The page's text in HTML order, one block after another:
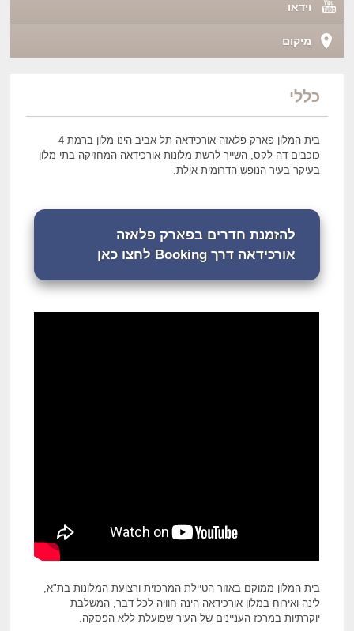
וידאו
מיקום
כללי
בית המלון פארק פלאזה אורכידאה תל אביב הינו מלון ברמת 4
כוכבים דה לקס, השייך לרשת מלונות אורכידאה המחזיקה בתי מלון
בעיקר בעיר הנופש הדרומית אילת.
להזמנת חדרים בפארק פלאזה
אורכידאה דרך Booking לחצו כאן
בית המלון ממוקם באזור הטיילת המרכזית ורצועת המלונות בת"א,
לינה ואירוח במלון אורכידאה הינה חוויה לכל דבר, המשלבת
יוקרתיות במרכז העניינים של העיר שפועלת ללא הפסקה.